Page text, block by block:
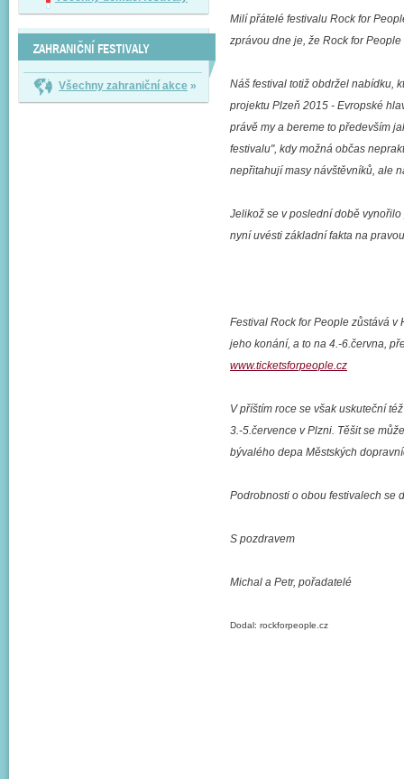
ZAHRANIČNÍ FESTIVALY
Všechny zahraniční akce »
Milí přátelé festivalu Rock for
zprávou dne je, že Rock for
Náš festival totiž obdržel nabídku,
projektu Plzeň 2015 - Evropské
právě my a bereme to především
festivalu", kdy možná občas
nepřitahují masy návštěvníků, ale
Jelikož se v poslední době
nyní uvésti základní fakta na
Festival Rock for People zůstává
jeho konání, a to na 4.-6.června,
www.ticketsforpeople.cz
V příštím roce se však uskuteční
3.-5.července v Plzni. Těšit se
bývalého depa Městských
Podrobnosti o obou festivalech se
S pozdravem
Michal a Petr, pořadatelé
Dodal: rockforpeople.cz